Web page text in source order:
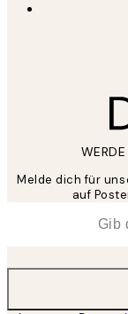
Melde dich für
auf